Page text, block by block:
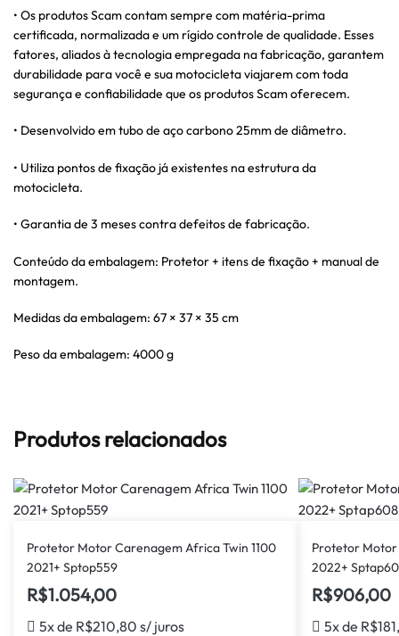
• Os produtos Scam contam sempre com matéria-prima
certificada, normalizada e um rígido controle de qualidade. Esses
fatores, aliados à tecnologia empregada na fabricação, garantem
durabilidade para você e sua motocicleta viajarem com toda
segurança e confiabilidade que os produtos Scam oferecem.
• Desenvolvido em tubo de aço carbono 25mm de diâmetro.
• Utiliza pontos de fixação já existentes na estrutura da
motocicleta.
• Garantia de 3 meses contra defeitos de fabricação.
Conteúdo da embalagem: Protetor + itens de fixação + manual de
montagem.
Medidas da embalagem: 67 × 37 × 35 cm
Peso da embalagem: 4000 g
Produtos relacionados
Protetor Motor Carenagem Africa Twin 1100
2021+ Sptop559
R$1.054,00
5x de R$210,80 s/ juros
Protetor Motor
2022+
R$906,00
5x de R$